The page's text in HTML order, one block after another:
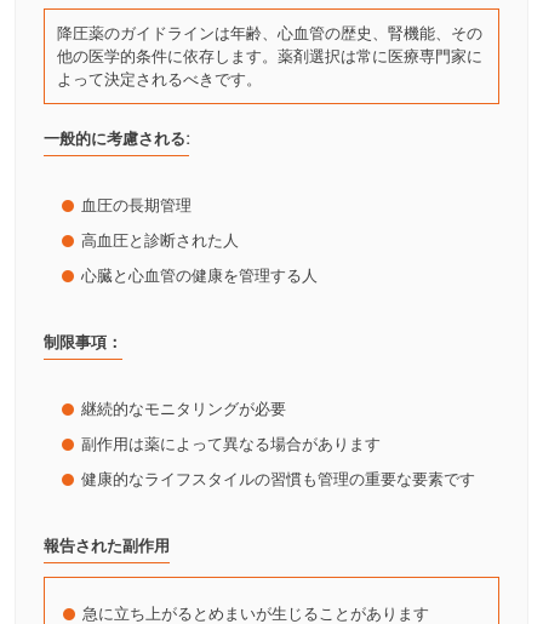
降圧薬のガイドラインは年齢、心血管の歴史、腎機能、その
他の医学的条件に依存します。薬剤選択は常に医療専門家に
よって決定されるべきです。
一般的に考慮される:
血圧の長期管理
高血圧と診断された人
心臓と心血管の健康を管理する人
制限事項：
継続的なモニタリングが必要
副作用は薬によって異なる場合があります
健康的なライフスタイルの習慣も管理の重要な要素です
報告された副作用
急に立ち上がるとめまいが生じることがあります